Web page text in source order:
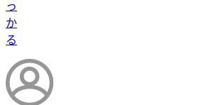
っ
か
る